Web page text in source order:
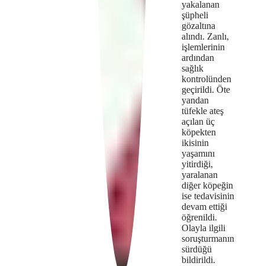
yakalanan
şüpheli
gözaltına
alındı. Zanlı,
işlemlerinin
ardından
sağlık
kontrolünden
geçirildi. Öte
yandan
tüfekle ateş
açılan üç
köpekten
ikisinin
yaşamını
yitirdiği,
yaralanan
diğer köpeğin
ise tedavisinin
devam ettiği
öğrenildi.
Olayla ilgili
soruşturmanın
sürdüğü
bildirildi.